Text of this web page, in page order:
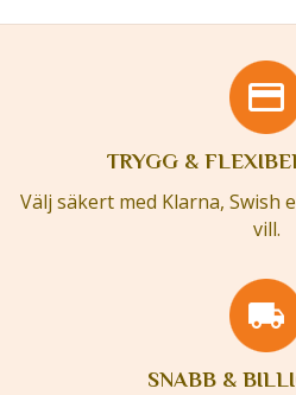
TRYGG &
Välj säkert med Klarna, Swish
vill.
SNABB &